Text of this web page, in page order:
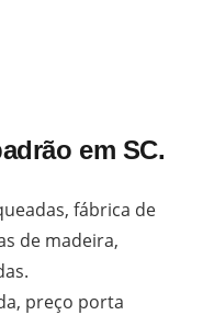
em SC.
fábrica de
de madeira,
preço porta